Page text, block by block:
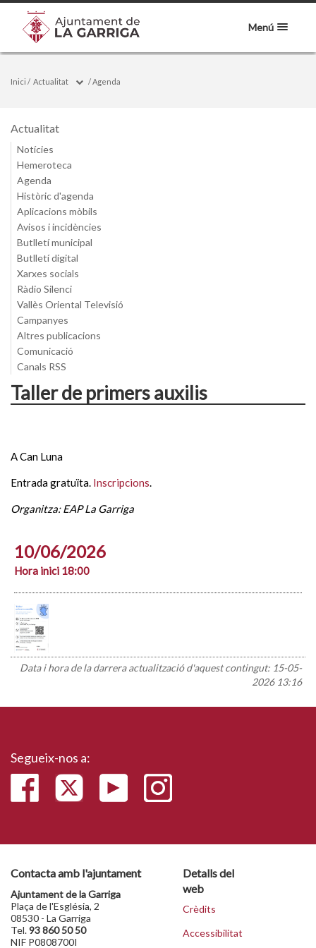
Menú
Inici / Actualitat /Agenda
Actualitat
Notícies
Hemeroteca
Agenda
Històric d'agenda
Aplicacions mòbils
Avisos i incidències
Butlletí municipal
Butlletí digital
Xarxes socials
Ràdio Silenci
Vallès Oriental Televisió
Campanyes
Altres publicacions
Comunicació
Canals RSS
Taller de primers auxilis
A Can Luna
Entrada gratuïta. Inscripcions.
Organitza: EAP La Garriga
10/06/2026
Hora inici 18:00
Data i hora de la darrera actualització d'aquest contingut: 15-05-
2026 13:16
Segueix-nos a:
Contacta amb l'ajuntament
Ajuntament de la Garriga
Plaça de l'Església, 2
08530 - La Garriga
Tel.93 860 50 50
NIF P0808700I
Detalls del
web
Crèdits
Accessibilitat